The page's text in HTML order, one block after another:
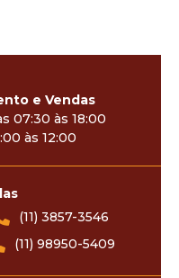
e Vendas
07:30 às 18:00
às 12:00
(11) 3857-3546
(11) 98950-5409